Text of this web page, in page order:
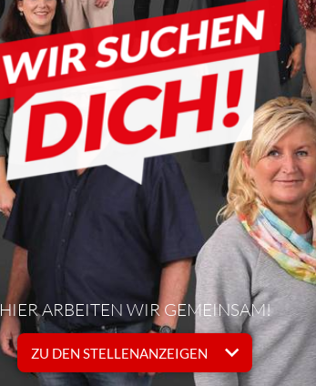
HIER ARBEITEN WIR GEMEINSAM!
ZU DEN STELLENANZEIGEN